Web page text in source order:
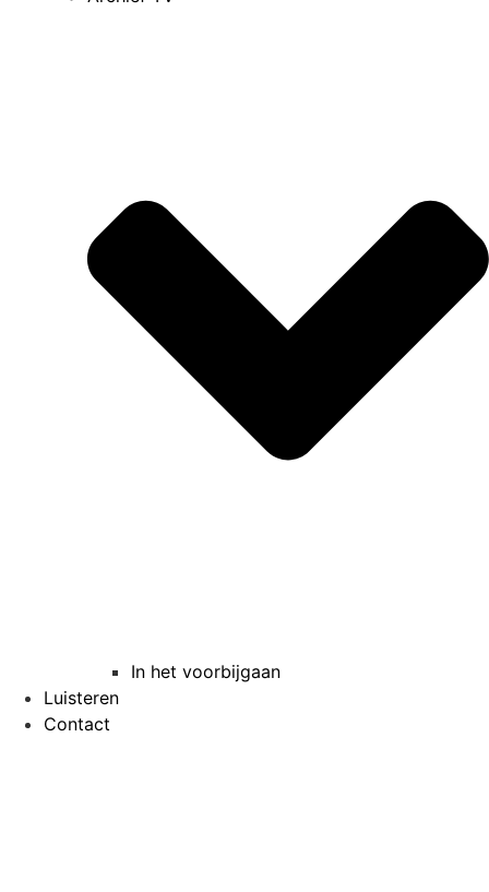
In het voorbijgaan
Luisteren
Contact